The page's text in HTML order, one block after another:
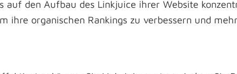
auf den Aufbau des Linkjuice ihrer Website
ihre organischen Rankings zu verbessern und